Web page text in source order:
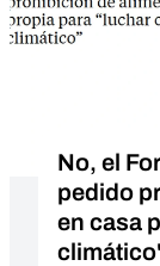
No, el
pedido
en casa